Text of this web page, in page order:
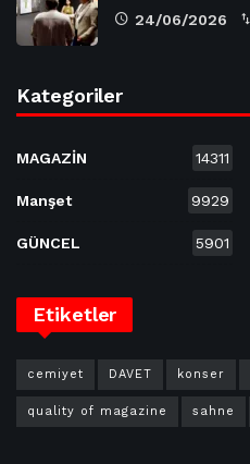
24/06/2026
Kategoriler
MAGAZİN 14311
Manşet 9929
GÜNCEL 5901
Etiketler
cemiyet DAVET konser
quality of magazine sahne